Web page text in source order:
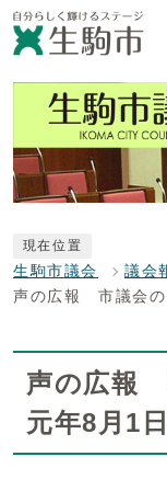
現在位置
生駒市議会
議会
声の広報 市議会
声の広報
元年8月1